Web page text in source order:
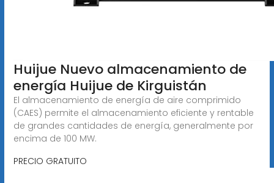
Huijue Nuevo almacenamiento de
energía Huijue de Kirguistán
El almacenamiento de energía de aire comprimido
(CAES) permite el almacenamiento eficiente y rentable
de grandes cantidades de energía, generalmente por
encima de 100 MW.
PRECIO GRATUITO